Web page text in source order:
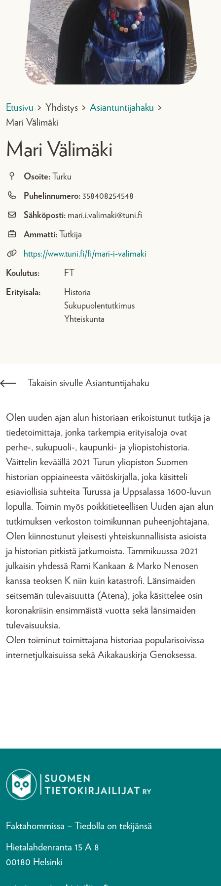
Etusivu > Yhdistys > Asiantuntijahaku >
Mari Välimäki
Mari Välimäki
Osoite: Turku
Puhelinnumero: 358408254548
Sähköposti: mari.i.valimaki@tuni.fi
Ammatti: Tutkija
https://www.tuni.fi/fi/mari-i-valimaki
Koulutus: FT
Erityisala:
Historia
Sukupuolentutkimus
Yhteiskunta
Takaisin sivulle Asiantuntijahaku
Olen uuden ajan alun historiaan erikoistunut tutkija ja
tiedetoimittaja, jonka tarkempia erityisaloja ovat
perhe-, sukupuoli-, kaupunki- ja yliopistohistoria.
Väittelin keväällä 2021 Turun yliopiston Suomen
historian oppiaineesta väitöskirjalla, joka käsitteli
esiaviollisia suhteita Turussa ja Uppsalassa 1600-luvun
lopulla. Toimin myös poikkitieteellisen Uuden ajan alun
tutkimuksen verkoston toimikunnan puheenjohtajana.
Olen kiinnostunut yleisesti yhteiskunnallisista asioista
ja historian pitkistä jatkumoista. Tammikuussa 2021
julkaisin yhdessä Rami Kankaan & Marko Nenosen
kanssa teoksen K niin kuin katastrofi. Länsimaiden
seitsemän tulevaisuutta (Atena), joka käsittelee osin
koronakriisin ensimmäistä vuotta sekä länsimaiden
tulevaisuuksia.
Olen toiminut toimittajana historiaa popularisoivissa
internetjulkaisuissa sekä Aikakauskirja Genoksessa.
Faktahommissa – Tiedolla on tekijänsä
Hietalahdenranta 15 A 8
00180 Helsinki